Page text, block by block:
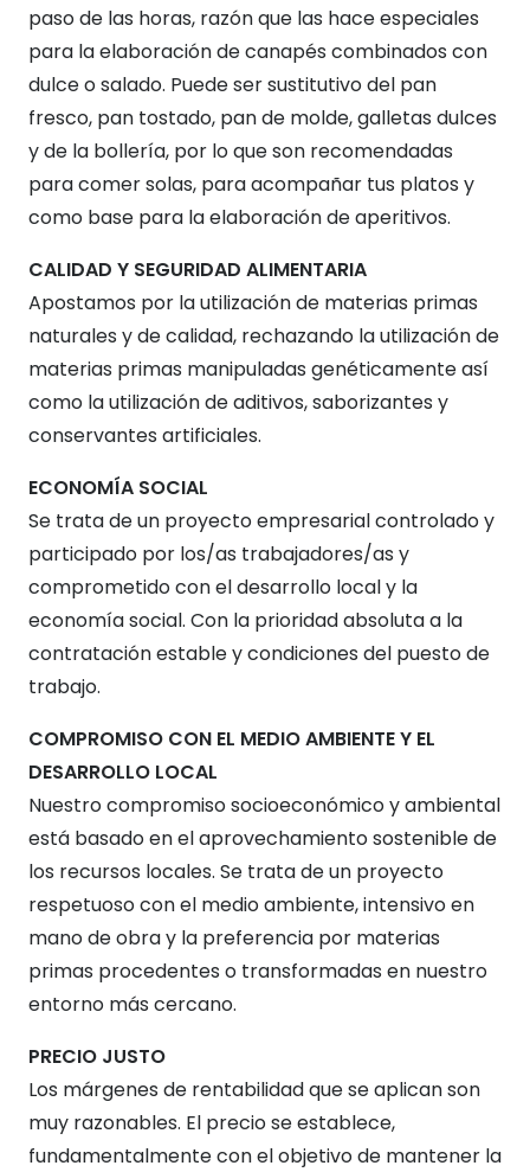
paso de las horas, razón que las hace especiales
para la elaboración de canapés combinados con
dulce o salado. Puede ser sustitutivo del pan
fresco, pan tostado, pan de molde, galletas dulces
y de la bollería, por lo que son recomendadas
para comer solas, para acompañar tus platos y
como base para la elaboración de aperitivos.
CALIDAD Y SEGURIDAD ALIMENTARIA
Apostamos por la utilización de materias primas
naturales y de calidad, rechazando la utilización de
materias primas manipuladas genéticamente así
como la utilización de aditivos, saborizantes y
conservantes artificiales.
ECONOMÍA SOCIAL
Se trata de un proyecto empresarial controlado y
participado por los/as trabajadores/as y
comprometido con el desarrollo local y la
economía social. Con la prioridad absoluta a la
contratación estable y condiciones del puesto de
trabajo.
COMPROMISO CON EL MEDIO AMBIENTE Y EL
DESARROLLO LOCAL
Nuestro compromiso socioeconómico y ambiental
está basado en el aprovechamiento sostenible de
los recursos locales. Se trata de un proyecto
respetuoso con el medio ambiente, intensivo en
mano de obra y la preferencia por materias
primas procedentes o transformadas en nuestro
entorno más cercano.
PRECIO JUSTO
Los márgenes de rentabilidad que se aplican son
muy razonables. El precio se establece,
fundamentalmente con el objetivo de mantener la